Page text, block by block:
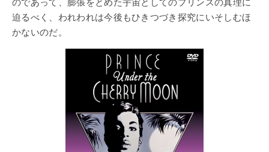
迫るべく、われわれは今後もひきつづき探究にいそしむほ
かないのだ。